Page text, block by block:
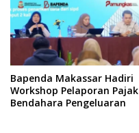
Bapenda Makassar Hadiri
Workshop Pelaporan Pajak
Bendahara Pengeluaran